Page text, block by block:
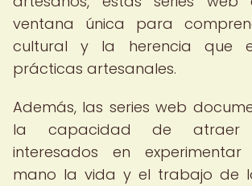
ventana única para
cultural y la herencia que
prácticas artesanales.
Además, las series web
la capacidad de atraer
interesados en
mano la vida y el trabajo de